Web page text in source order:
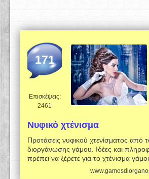
171
Επισκέψεις:
2461
Νυφικό χτένισμα
Προτάσεις νυφικού χτενίσματος από
διοργάνωσης γάμου. Ιδέες και
πρέπει να ξέρετε για το χτένισμα